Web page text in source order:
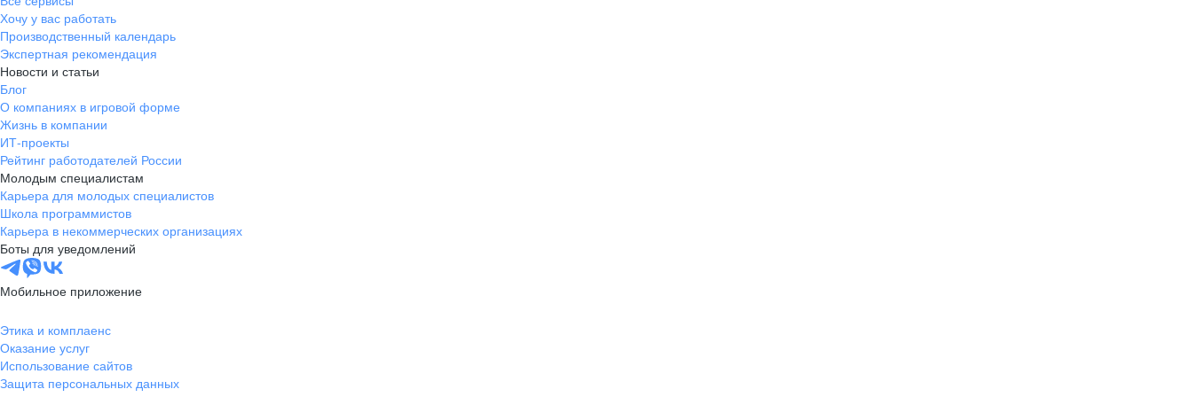
Хочу у вас работать
Производственный календарь
Экспертная рекомендация
Новости и статьи
Блог
О компаниях в игровой форме
Жизнь в компании
ИТ-проекты
Рейтинг работодателей России
Молодым специалистам
Карьера для молодых специалистов
Школа программистов
Карьера в некоммерческих организациях
Боты для уведомлений
Мобильное приложение
Этика и комплаенс
Оказание услуг
Использование сайтов
Защита персональных данных